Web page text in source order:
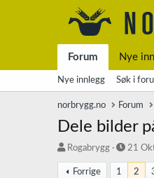
Forum Nye
Nye innlegg Søk i
norbrygg.no Forum
Dele bilder
T
å
Rogabrygg
S
t
21
Forrige 1 2